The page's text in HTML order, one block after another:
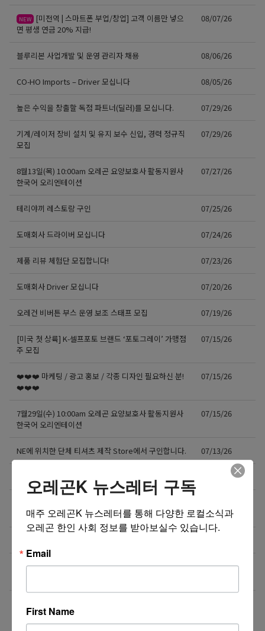
NEW
[미전역 | 스마트폰 부업/창업] 고객 이름만 넣으
면 평생 연금 20% 지급!
08/07/26
블루리본 사업개발 및 운영 관리자 채용 08/06/26
CO-HO Imports – Driver 모십니다 08/05/26
높은 수익을 창출할 독점 파트너(딜러)를 모십니다. 07/29/26
기계/레이저 장비 설치 및 유지 보수 신입, 경력 정규직
모집
07/29/26
8월13일(목) 10:00am 오레곤 요양보호사 활동지원사
한국어 오리엔테이션
07/27/26
테리야끼 레스토랑 구인 07/25/26
도매회사 드라이버 모십니다 07/24/26
제품 리뷰 체험단 모집합니다! 07/23/26
도매회사 Driver 모십니다 07/20/26
오레건 비버튼 부스 운영 보조 스태프 모집 07/19/26
[미국 첫 상륙] K-셀프포토 브랜드 ‘포토그레이’ 가맹점
주 모집
07/15/26
❤️❤️❤️ 마케팅 / 광고 홍보 / 각종 디자인 필요하신 분!
❤️❤️❤️
07/15/26
7월29일(수) 10:00am 오레곤 요양보호사 활동지원사
한국어 오리엔테이션
07/15/26
NE에 위치한 단체 티셔츠 제작 Store에서 구인합니다. 07/13/26
도매회사 드라이버 모십니다 07/12/26
도 있습니다.
새로운 포차 서버구함 / Server needed for Korean
07/06/26
더보기 >>
오레곤K 뉴스레터 구독
매주 오레곤K 뉴스레터를 통해 다양한 로컬소식과
오레곤 한인 사회 정보를 받아보실수 있습니다.
Email
First Name